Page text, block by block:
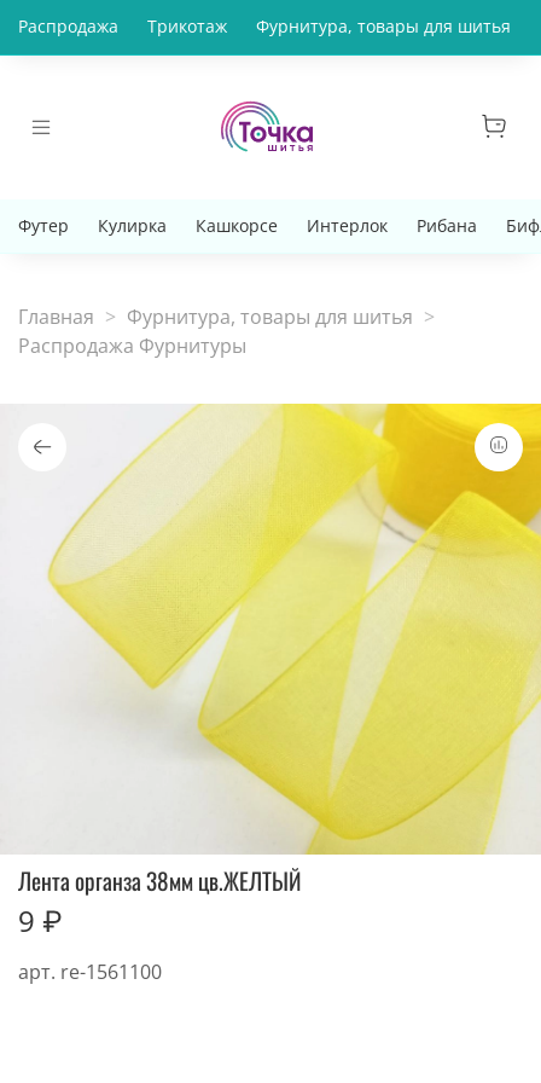
Распродажа Трикотаж Фурнитура, товары для шитья
Футер Кулирка Кашкорсе Интерлок Рибана
Главная
Фурнитура, товары для шитья
Распродажа Фурнитуры
арт. re-1561100
Лента органза 38мм цв.ЖЕЛТЫЙ
9 ₽